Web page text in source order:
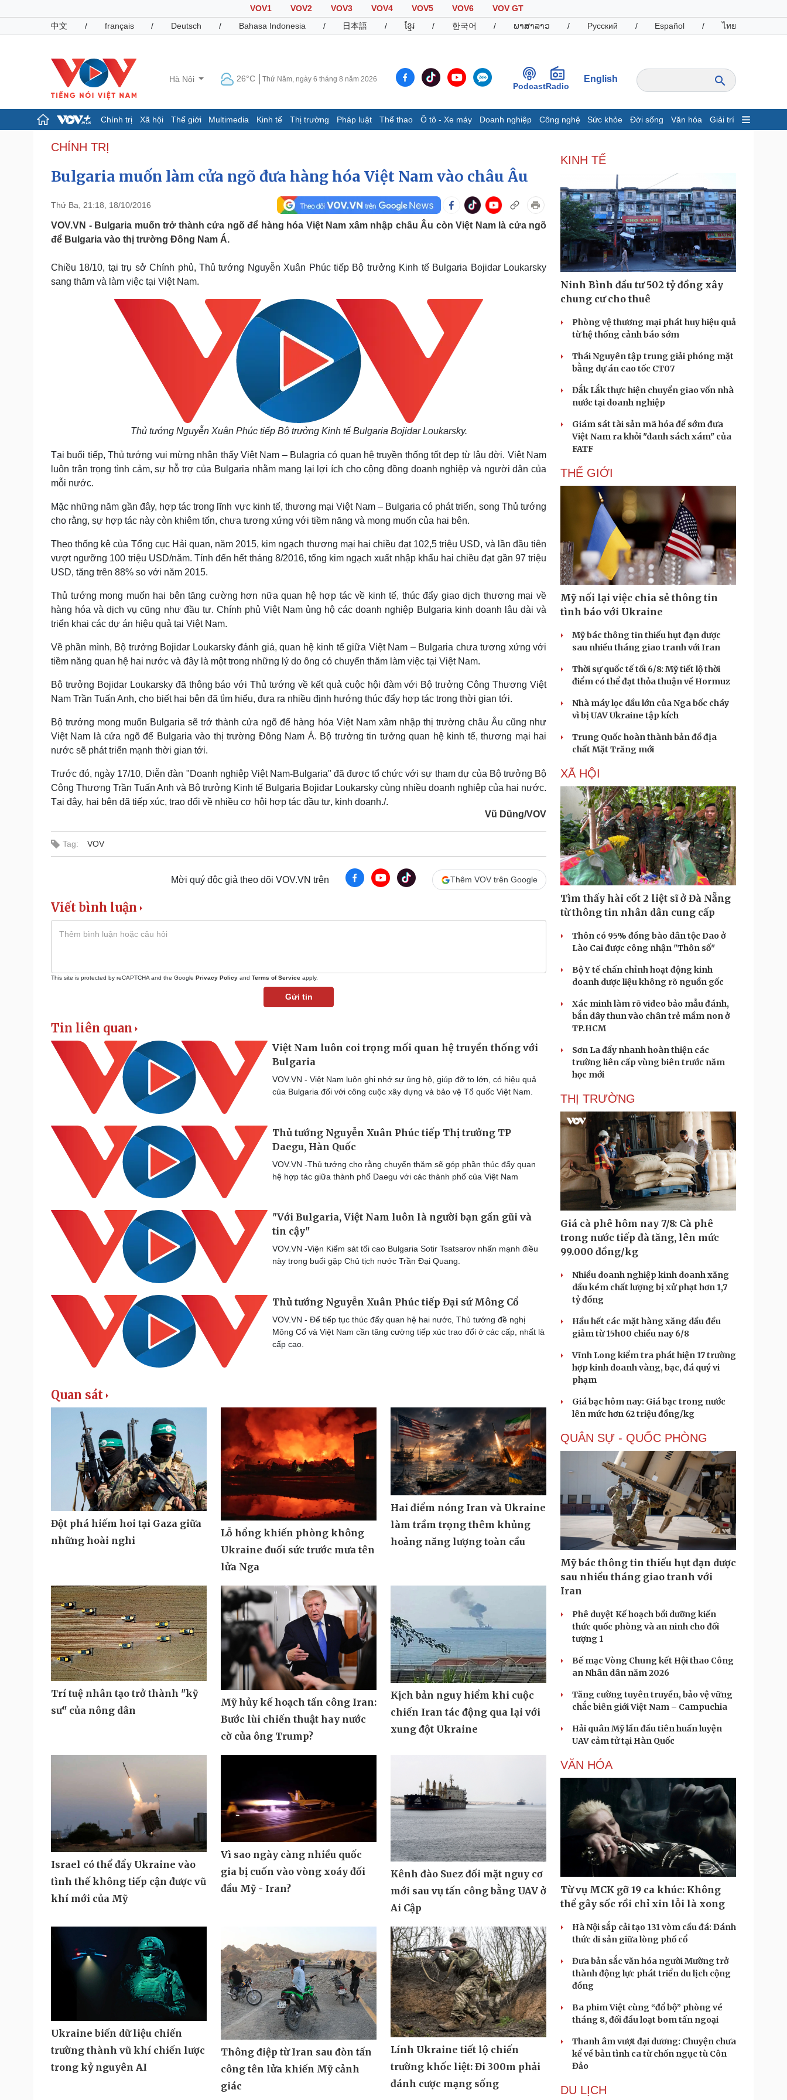
VOV1 VOV2 VOV3 VOV4 VOV5 VOV6
VOV GT
中文
/ français / Deutsch / Bahasa Indonesia / 日本語 / ខ្មែរ / 한국어 / ພາສາລາວ / Русский / Español / ไทย
Hà Nội 26°C Thứ Năm, ngày 6 tháng 8 năm 2026
PodcastRadio
English
Chính trị Xã hội Thế giới Multimedia Kinh tế Thị trường Pháp luật Thể thao Ô tô - Xe máy Doanh nghiệp Công nghệ Sức khỏe Đời sống Văn hóa Giải trí
Chính trị
Tổ chức nhân sự
Quốc hội
Dự báo thời tiết
Giáo dục
Biển đảo
Cuộc sống đó đây
Hồ sơ
Ảnh
E-Magazine
Infographic
Bất động sản
Khởi nghiệp
Tỷ giá
Chứng khoán
Giá cà phê
Pháp luật
Tin nóng
Tư vấn luật
Quân sự - Quốc phòng
Việt Nam
Phân tích
Lịch thi đấu bóng đá
Hậu trường
Xe máy
Doanh nghiệp
Thông tin doanh nghiệp
Doanh nghiệp 24h
Doanh nhân
Vì cộng đồng
Công nghệ
Sành điệu
Tin Công nghệ
Trải nghiệm
Chuyển đổi số
Dinh dưỡng - món ngon
Đời sống
Nhà đẹp
Tình yêu - Gia đình
Sân khấu - Điện ảnh
Văn học
Âm nhạc
Di sản
Giải trí
Nghệ sĩ
Thời trang
Podcast
Đọc truyện đêm khuya
Cửa sổ tình yêu
Hạt giống tâm hồn
CHÍNH TRỊ
Bulgaria muốn làm cửa ngõ đưa hàng hóa Việt Nam vào châu Âu
Thứ Ba, 21:18, 18/10/2016
VOV.VN - Bulgaria muốn trở thành cửa ngõ để hàng hóa Việt Nam xâm nhập châu Âu còn Việt Nam là cửa ngõ
để Bulgaria vào thị trường Đông Nam Á.
Chiều 18/10, tại trụ sở Chính phủ, Thủ tướng Nguyễn Xuân Phúc tiếp Bộ trưởng Kinh tế Bulgaria Bojidar Loukarsky
sang thăm và làm việc tại Việt Nam.
Thủ tướng Nguyễn Xuân Phúc tiếp Bộ trưởng Kinh tế Bulgaria Bojidar Loukarsky.
Tại buổi tiếp, Thủ tướng vui mừng nhận thấy Việt Nam – Bulagria có quan hệ truyền thống tốt đẹp từ lâu đời. Việt Nam
luôn trân trọng tình cảm, sự hỗ trợ của Bulgaria nhằm mang lại lợi ích cho cộng đồng doanh nghiệp và người dân của
mỗi nước.
Mặc những năm gần đây, hợp tác trong lĩnh vực kinh tế, thương mại Việt Nam – Bulgaria có phát triển, song Thủ tướng
cho rằng, sự hợp tác này còn khiêm tốn, chưa tương xứng với tiềm năng và mong muốn của hai bên.
Theo thống kê của Tổng cục Hải quan, năm 2015, kim ngạch thương mại hai chiều đạt 102,5 triệu USD, và lần đầu tiên
vượt ngưỡng 100 triệu USD/năm. Tính đến hết tháng 8/2016, tổng kim ngạch xuất nhập khẩu hai chiều đạt gần 97 triệu
USD, tăng trên 88% so với năm 2015.
Thủ tướng mong muốn hai bên tăng cường hơn nữa quan hệ hợp tác về kinh tế, thúc đẩy giao dịch thương mại về
hàng hóa và dịch vụ cũng như đầu tư. Chính phủ Việt Nam ủng hộ các doanh nghiệp Bulgaria kinh doanh lâu dài và
triển khai các dự án hiệu quả tại Việt Nam.
Về phần mình, Bộ trưởng Bojidar Loukarsky đánh giá, quan hệ kinh tế giữa Việt Nam – Bulgaria chưa tương xứng với
tiềm năng quan hệ hai nước và đây là một trong những lý do ông có chuyến thăm làm việc tại Việt Nam.
Bộ trưởng Bojidar Loukarsky đã thông báo với Thủ tướng về kết quả cuộc hội đàm với Bộ trưởng Công Thương Việt
Nam Trần Tuấn Anh, cho biết hai bên đã tìm hiểu, đưa ra nhiều định hướng thúc đẩy hợp tác trong thời gian tới.
Bộ trưởng mong muốn Bulgaria sẽ trở thành cửa ngõ để hàng hóa Việt Nam xâm nhập thị trường châu Âu cũng như
Việt Nam là cửa ngõ để Bulgaria vào thị trường Đông Nam Á. Bộ trưởng tin tưởng quan hệ kinh tế, thương mại hai
nước sẽ phát triển mạnh thời gian tới.
Trước đó, ngày 17/10, Diễn đàn "Doanh nghiệp Việt Nam-Bulgaria" đã được tổ chức với sự tham dự của Bộ trưởng Bộ
Công Thương Trần Tuấn Anh và Bộ trưởng Kinh tế Bulgaria Bojidar Loukarsky cùng nhiều doanh nghiệp của hai nước.
Tại đây, hai bên đã tiếp xúc, trao đổi về nhiều cơ hội hợp tác đầu tư, kinh doanh./.
Vũ Dũng/VOV
Tag: VOV
Mời quý độc giả theo dõi VOV.VN trên Thêm VOV trên Google
Viết bình luận
This site is protected by reCAPTCHA and the Google Privacy Policy and Terms of Service apply.
Gửi tin
Tin liên quan
Việt Nam luôn coi trọng mối quan hệ truyền thống với
Bulgaria
VOV.VN - Việt Nam luôn ghi nhớ sự ủng hộ, giúp đỡ to lớn, có hiệu quả
của Bulgaria đối với công cuộc xây dựng và bảo vệ Tổ quốc Việt Nam.
Thủ tướng Nguyễn Xuân Phúc tiếp Thị trưởng TP
Daegu, Hàn Quốc
VOV.VN -Thủ tướng cho rằng chuyến thăm sẽ góp phần thúc đẩy quan
hệ hợp tác giữa thành phố Daegu với các thành phố của Việt Nam
"Với Bulgaria, Việt Nam luôn là người bạn gần gũi và
tin cậy"
VOV.VN -Viện Kiểm sát tối cao Bulgaria Sotir Tsatsarov nhấn mạnh điều
này trong buổi gặp Chủ tịch nước Trần Đại Quang.
Thủ tướng Nguyễn Xuân Phúc tiếp Đại sứ Mông Cổ
VOV.VN - Để tiếp tục thúc đẩy quan hệ hai nước, Thủ tướng đề nghị
Mông Cổ và Việt Nam cần tăng cường tiếp xúc trao đổi ở các cấp, nhất là
cấp cao.
Quan sát
Đột phá hiếm hoi tại Gaza giữa
những hoài nghi
Lỗ hổng khiến phòng không
Ukraine đuối sức trước mưa tên
lửa Nga
Hai điểm nóng Iran và Ukraine
làm trầm trọng thêm khủng
hoảng năng lượng toàn cầu
Trí tuệ nhân tạo trở thành "kỹ
sư" của nông dân
Mỹ hủy kế hoạch tấn công Iran:
Bước lùi chiến thuật hay nước
cờ của ông Trump?
Kịch bản nguy hiểm khi cuộc
chiến Iran tác động qua lại với
xung đột Ukraine
Israel có thể đẩy Ukraine vào
tình thế không tiếp cận được vũ
khí mới của Mỹ
Vì sao ngày càng nhiều quốc
gia bị cuốn vào vòng xoáy đối
đầu Mỹ - Iran?
Kênh đào Suez đối mặt nguy cơ
mới sau vụ tấn công bằng UAV ở
Ai Cập
Ukraine biến dữ liệu chiến
trường thành vũ khí chiến lược
trong kỷ nguyên AI
Thông điệp từ Iran sau đòn tấn
công tên lửa khiến Mỹ cảnh
giác
Lính Ukraine tiết lộ chiến
trường khốc liệt: Đi 300m phải
đánh cược mạng sống
KINH TẾ
Ninh Bình đầu tư 502 tỷ đồng xây
chung cư cho thuê
Phòng vệ thương mại phát huy hiệu quả
từ hệ thống cảnh báo sớm
Thái Nguyên tập trung giải phóng mặt
bằng dự án cao tốc CT07
Đắk Lắk thực hiện chuyển giao vốn nhà
nước tại doanh nghiệp
Giám sát tài sản mã hóa để sớm đưa
Việt Nam ra khỏi "danh sách xám" của
FATF
THẾ GIỚI
Mỹ nối lại việc chia sẻ thông tin
tình báo với Ukraine
Mỹ bác thông tin thiếu hụt đạn dược
sau nhiều tháng giao tranh với Iran
Thời sự quốc tế tối 6/8: Mỹ tiết lộ thời
điểm có thể đạt thỏa thuận về Hormuz
Nhà máy lọc dầu lớn của Nga bốc cháy
vì bị UAV Ukraine tập kích
Trung Quốc hoàn thành bản đồ địa
chất Mặt Trăng mới
XÃ HỘI
Tìm thấy hài cốt 2 liệt sĩ ở Đà Nẵng
từ thông tin nhân dân cung cấp
Thôn có 95% đồng bào dân tộc Dao ở
Lào Cai được công nhận "Thôn số"
Bộ Y tế chấn chỉnh hoạt động kinh
doanh dược liệu không rõ nguồn gốc
Xác minh làm rõ video bảo mẫu đánh,
bắn dây thun vào chân trẻ mầm non ở
TP.HCM
Sơn La đẩy nhanh hoàn thiện các
trường liên cấp vùng biên trước năm
học mới
THỊ TRƯỜNG
Giá cà phê hôm nay 7/8: Cà phê
trong nước tiếp đà tăng, lên mức
99.000 đồng/kg
Nhiều doanh nghiệp kinh doanh xăng
dầu kém chất lượng bị xử phạt hơn 1,7
tỷ đồng
Hầu hết các mặt hàng xăng dầu đều
giảm từ 15h00 chiều nay 6/8
Vĩnh Long kiểm tra phát hiện 17 trường
hợp kinh doanh vàng, bạc, đá quý vi
phạm
Giá bạc hôm nay: Giá bạc trong nước
lên mức hơn 62 triệu đồng/kg
QUÂN SỰ - QUỐC PHÒNG
Mỹ bác thông tin thiếu hụt đạn dược
sau nhiều tháng giao tranh với
Iran
Phê duyệt Kế hoạch bồi dưỡng kiến
thức quốc phòng và an ninh cho đối
tượng 1
Bế mạc Vòng Chung kết Hội thao Công
an Nhân dân năm 2026
Tăng cường tuyên truyền, bảo vệ vững
chắc biên giới Việt Nam – Campuchia
Hải quân Mỹ lần đầu tiên huấn luyện
UAV cảm tử tại Hàn Quốc
VĂN HÓA
Từ vụ MCK gỡ 19 ca khúc: Không
thể gây sốc rồi chỉ xin lỗi là xong
Hà Nội sắp cải tạo 131 vòm cầu đá: Đánh
thức di sản giữa lòng phố cổ
Đưa bản sắc văn hóa người Mường trở
thành động lực phát triển du lịch cộng
đồng
Ba phim Việt cùng “đổ bộ” phòng vé
tháng 8, đối đầu loạt bom tấn ngoại
Thanh âm vượt đại dương: Chuyện chưa
kể về bản tình ca từ chốn ngục tù Côn
Đảo
DU LỊCH